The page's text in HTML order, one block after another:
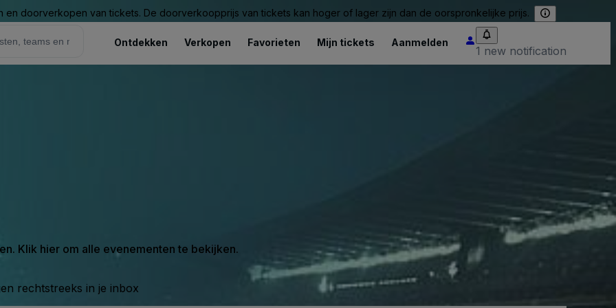
doorverkopen van tickets. De doorverkoopprijs van tickets kan hoger of lager zijn dan de oorspronkelijke prijs.
Ontdekken Verkopen Favorieten Mijn tickets Aanmelden
1 new notification
Klik hier om alle evenementen te bekijken.
rechtstreeks in je inbox